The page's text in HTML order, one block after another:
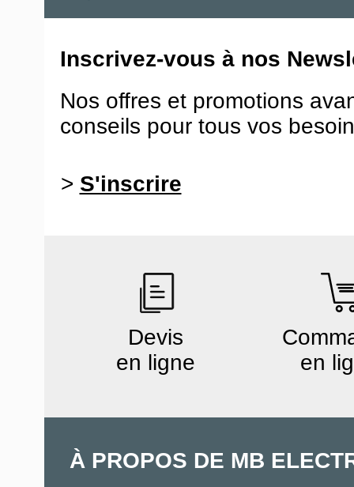
Inscrivez-vous à nos
Nos offres et promotions
conseils pour tous vos
> S'inscrire
Devis
en ligne
en
À PROPOS DE MB